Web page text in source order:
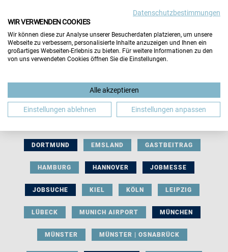
BERUFLICHE ORIENTIERUNG BEWERBUNG
DORTMUND EMSLAND GASTBEITRAG
HAMBURG HANNOVER JOBMESSE
JOBSUCHE KIEL KÖLN LEIPZIG
LÜBECK MUNICH AIRPORT MÜNCHEN
MÜNSTER MÜNSTER | OSNABRÜCK
Datenschutzbestimmungen
WIR VERWENDEN COOKIES
Wir können diese zur Analyse unserer Besucherdaten platzieren, um unsere
Webseite zu verbessern, personalisierte Inhalte anzuzeigen und Ihnen ein
großartiges Webseiten-Erlebnis zu bieten. Für weitere Informationen zu den
von uns verwendeten Cookies öffnen Sie die Einstellungen.
Alle akzeptieren
Einstellungen ablehnen Einstellungen anpassen